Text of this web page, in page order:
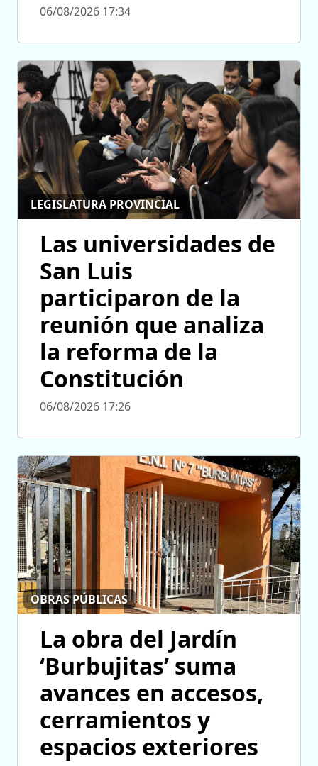
06/08/2026 17:34
LEGISLATURA PROVINCIAL
Las universidades de
San Luis
participaron de la
reunión que analiza
la reforma de la
Constitución
06/08/2026 17:26
OBRAS PÚBLICAS
La obra del Jardín
‘Burbujitas’ suma
avances en accesos,
cerramientos y
espacios exteriores